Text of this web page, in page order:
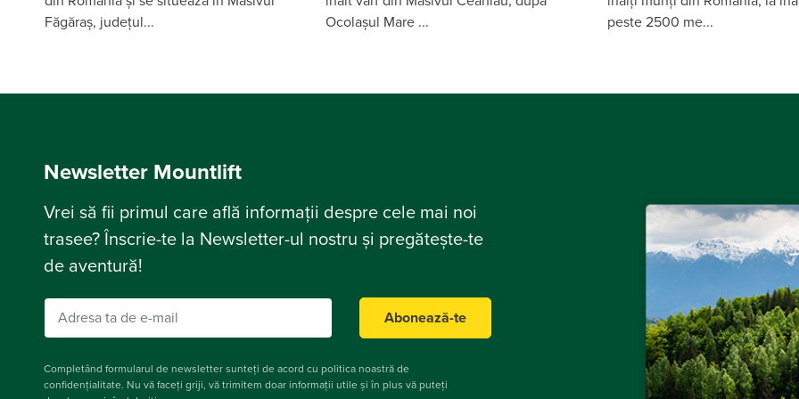
Făgăraș, județul...
Ocolașul Mare ...
peste 2500 me...
Newsletter Mountlift
Vrei să fii primul care află informații despre cele mai noi
trasee? Înscrie-te la Newsletter-ul nostru și pregătește-te
de aventură!
Abonează-te
Completând formularul de newsletter sunteți de acord cu politica noastră de
confidențialitate. Nu vă faceți griji, vă trimitem doar informații utile și în plus vă puteți